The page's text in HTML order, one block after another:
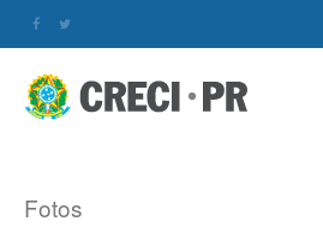
Fotos